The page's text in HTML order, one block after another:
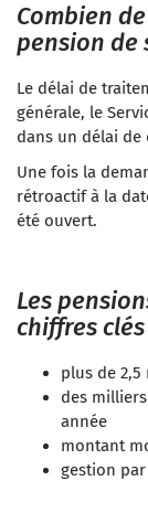
Combien
pension de
Le délai de
générale, le
dans un délai de
Une fois la
rétroactif à la
été ouvert.
Les
chiffres clés
plus de
des
année
montant
gestion